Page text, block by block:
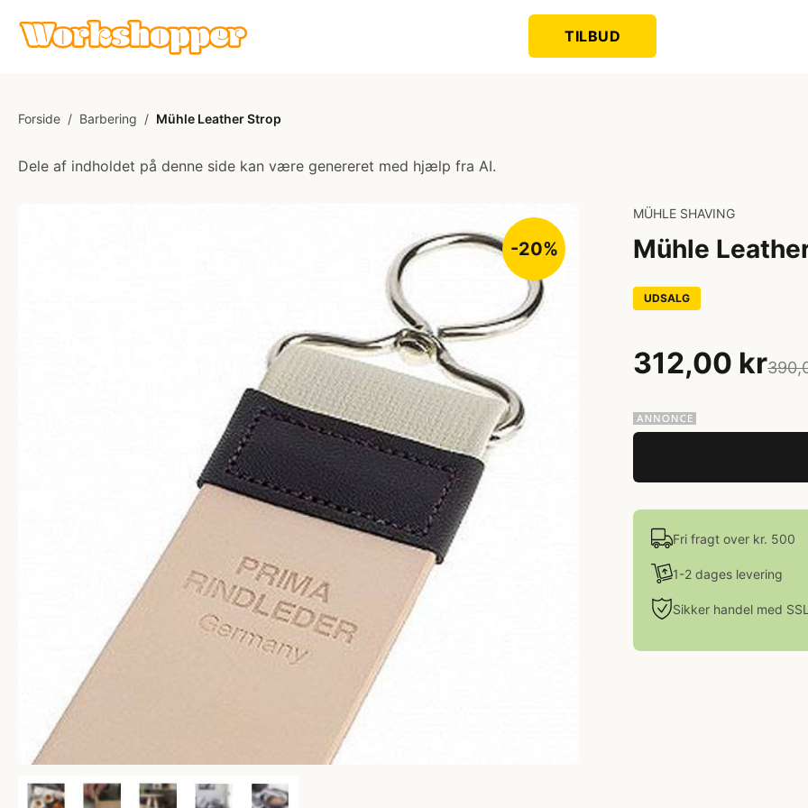
TILBUD
Forside / Barbering / Mühle Leather Strop
Dele af indholdet på denne side kan være genereret med hjælp fra AI.
-20%
MÜHLE SHAVING
Mühle
UDSALG
312,00 kr
Fri fragt over kr. 500
1-2 dages levering
Sikker handel med SSL